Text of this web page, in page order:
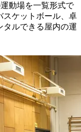
動場を一覧形式で
スケットボール、卓
ルできる屋内の運